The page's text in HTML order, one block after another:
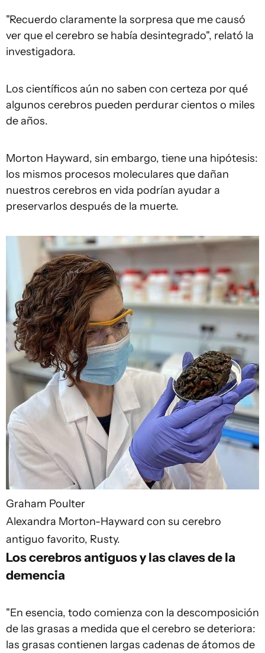
"Recuerdo claramente la sorpresa que me causó
ver que el cerebro se había desintegrado", relató la
investigadora.
Los científicos aún no saben con certeza por qué
algunos cerebros pueden perdurar cientos o miles
de años.
Morton Hayward, sin embargo, tiene una hipótesis:
los mismos procesos moleculares que dañan
nuestros cerebros en vida podrían ayudar a
preservarlos después de la muerte.
Graham Poulter
Alexandra Morton-Hayward con su cerebro
antiguo favorito, Rusty.
Los cerebros antiguos y las claves de la
demencia
"En esencia, todo comienza con la descomposición
de las grasas a medida que el cerebro se deteriora:
las grasas contienen largas cadenas de átomos de